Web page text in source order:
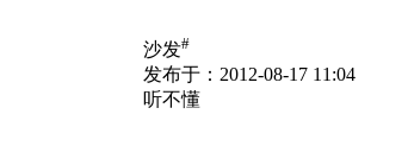
沙发#
发布于：2012-08-17 11:04
听不懂